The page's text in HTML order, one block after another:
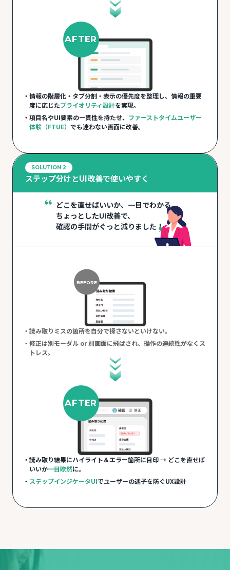
AFTER
情報の階層化・タブ分割・表示の優先度を整理し、情報の重要
度に応じたプライオリティ設計を実現。
項目名やUI要素の一貫性を持たせ、 ファーストタイムユーザー
体験（FTUE） でも迷わない画面に改善。
SOLUTION 2
ステップ分けとUI改善で使いやすく
どこを直せばいいか、一目でわかる
ちょっとしたUI改善で、
確認の手間がぐっと減りました！
BEFORE
読み取りミスの箇所を自分で探さないといけない。
修正は別モーダル or 別画面に飛ばされ、操作の連続性がなくス
トレス。
AFTER
読み取り結果にハイライト＆エラー箇所に目印 → どこを直せば
いいか一目瞭然に。
ステップインジケータUIでユーザーの迷子を防ぐUX設計